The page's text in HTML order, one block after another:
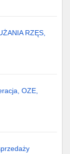
RZĘS,
OZE,